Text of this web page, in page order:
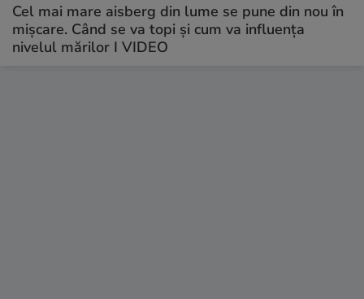
Cel mai mare aisberg din lume se pune din nou în
mișcare. Când se va topi și cum va influența
nivelul mărilor I VIDEO